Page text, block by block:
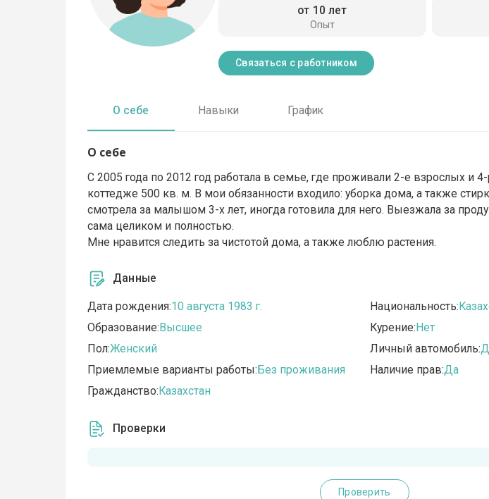
Опыт
от 10 лет
Связаться с работником
О себе Навыки График
О себе
С 2005 года по 2012 год работала в семье, где проживали 2-е взрослых и
коттедже 500 кв. м. В мои обязанности входило: уборка дома, а также
смотрела за малышом 3-х лет, иногда готовила для него. Выезжала за
сама целиком и полностью.
Мне нравится следить за чистотой дома, а также люблю растения.
Данные
Дата рождения:10 августа 1983 г.
Образование:Высшее
Пол:Женский
Приемлемые варианты работы:Без проживания
Гражданство:Казахстан
Национальность:
Курение:Нет
Личный автомобиль:
Наличие прав:Да
Проверки
Проверить